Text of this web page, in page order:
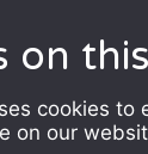
on
cookies to
on our